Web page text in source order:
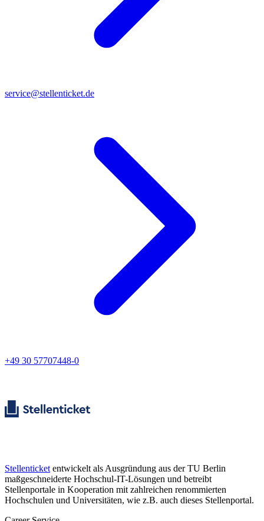
service@stellenticket.de
+49 30 57707448-0
Stellenticket entwickelt als Ausgründung aus der TU Berlin
maßgeschneiderte Hochschul-IT-Lösungen und betreibt
Stellenportale in Kooperation mit zahlreichen renommierten
Hochschulen und Universitäten, wie z.B. auch dieses Stellenportal.